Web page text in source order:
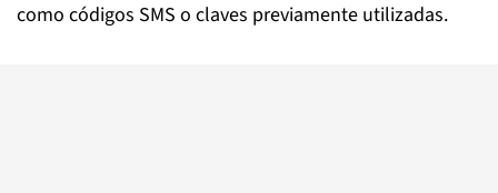
como códigos SMS o claves previamente utilizadas.